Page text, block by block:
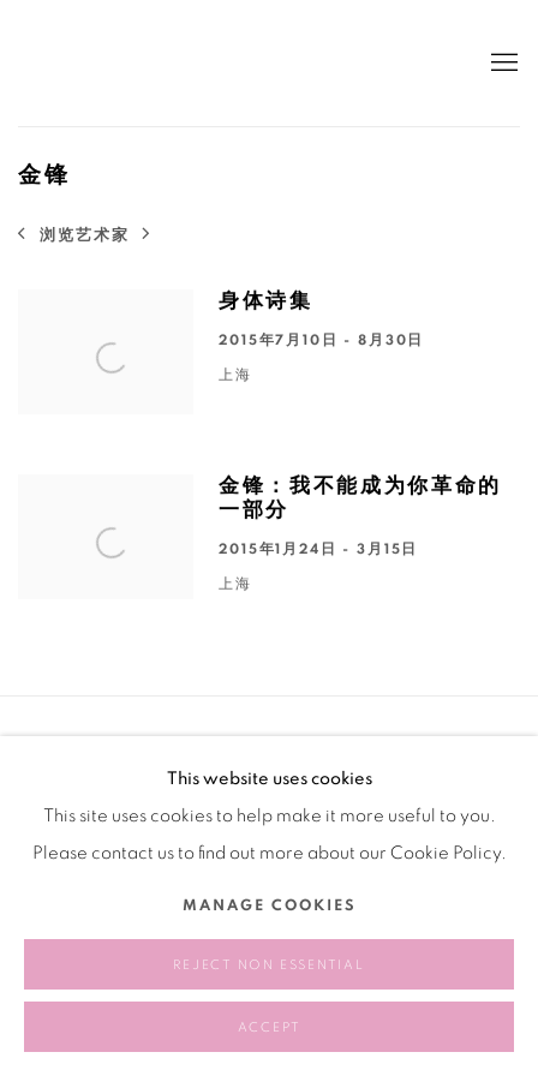
金锋
浏览艺术家
身体诗集
2015年7月10日 - 8月30日
上海
金锋：我不能成为你革命的
一部分
2015年1月24日 - 3月15日
上海
网页支持 ARTLOGIC
This website uses cookies
This site uses cookies to help make it more useful to you.
Please contact us to find out more about our Cookie Policy.
MANAGE COOKIES
REJECT NON ESSENTIAL
ACCEPT